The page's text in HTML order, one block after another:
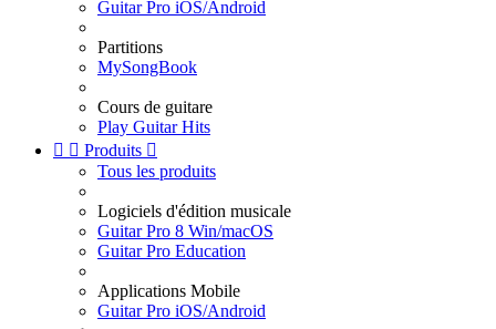
Guitar Pro iOS/Android
Partitions
MySongBook
Cours de guitare
Play Guitar Hits
  Produits 
Tous les produits
Logiciels d'édition musicale
Guitar Pro 8 Win/macOS
Guitar Pro Education
Applications Mobile
Guitar Pro iOS/Android